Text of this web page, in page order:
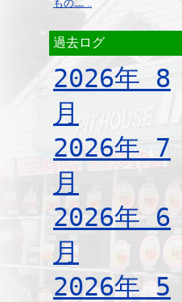
もの二 ..
過去ログ
2026年 8
月
2026年 7
月
2026年 6
月
2026年 5